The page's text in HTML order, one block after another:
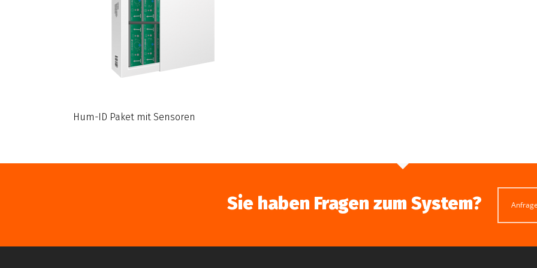
Hum-ID Paket mit Sensoren
Sie haben Fragen zum System?